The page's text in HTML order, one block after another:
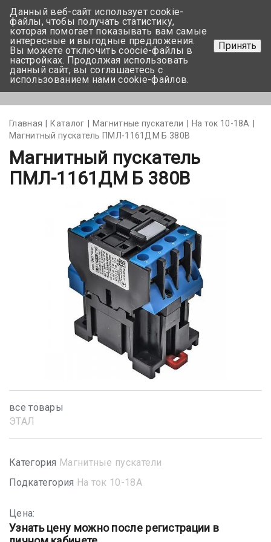
+375 17-350-99-56
+375 44-752-82-08
Задать вопрос
Главная Каталог Магнитные пускатели
На ток 10-18А
Магнитный пускатель ПМЛ-1161ДМ Б 380В
Магнитный пускатель
ПМЛ-1161ДМ Б 380В
все товары
ЭТАЛ
Категория Магнитные пускатели
Подкатегория На ток 10-18А
Цена:
Узнать цену можно после регистрации в
Данный веб-сайт использует cookie-
файлы, чтобы получать статистику,
которая помогает показывать вам самые
интересные и выгодные предложения.
Вы можете отключить coocie-файлы в
настройках. Продолжая использовать
данный сайт, вы соглашаетесь с
использованием нами cookie-файлов.
Принять